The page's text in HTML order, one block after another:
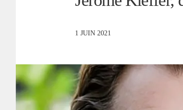
1 JUIN 2021